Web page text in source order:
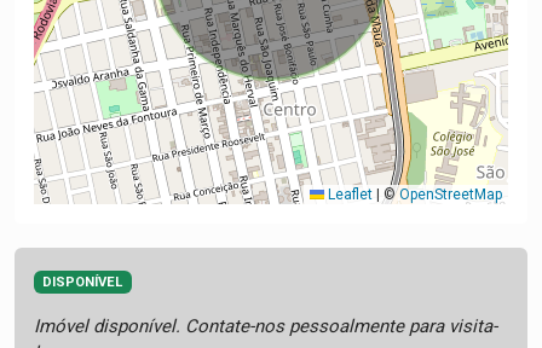
Leaflet | ©OpenStreetMap
DISPONÍVEL
Imóvel disponível. Contate-nos pessoalmente para visita-